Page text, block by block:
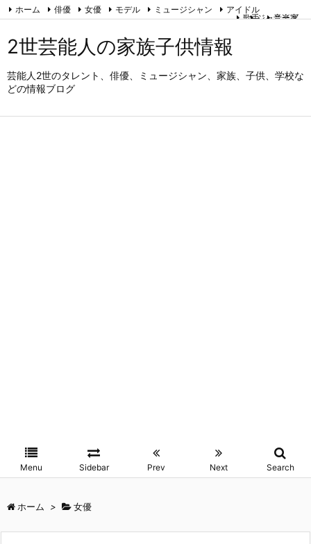
2世芸能人の家族子供情報
芸能人2世のタレント、俳優、ミュージシャン、家族、子供、学校な
どの情報ブログ
Menu Sidebar Prev Next Search
ホーム 俳優 女優 モデル
ミュージシャン
歌手
音楽家
アイドル
ジャニーズ
運営者情報とプライバシーポリシー
RSS Feedly
ホーム > 女優